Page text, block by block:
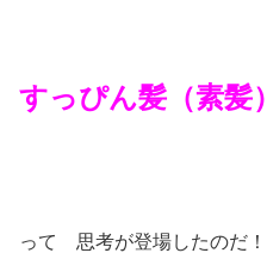
すっぴん髪（素髪）
って 思考が登場したのだ！